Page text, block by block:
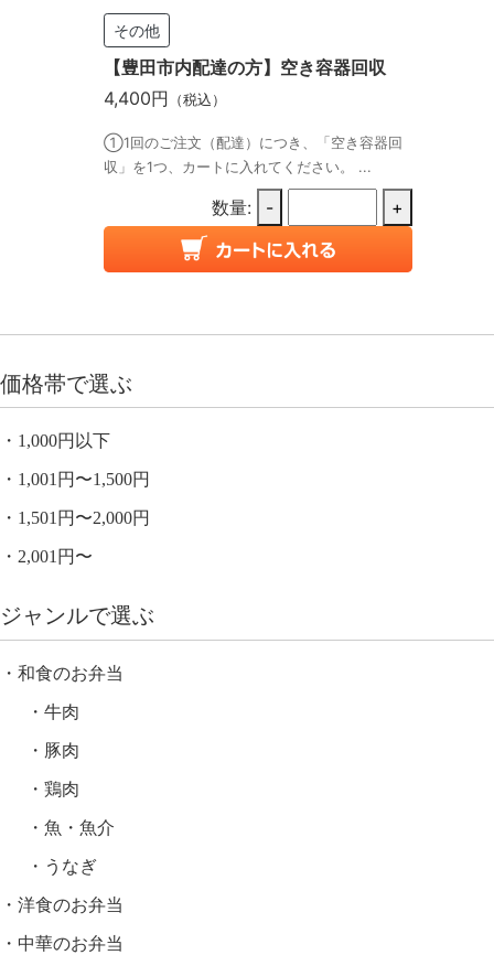
その他
【豊田市内配達の方】空き容器回収
4,400円
（税込）
①1回のご注文（配達）につき、「空き容器回
収」を1つ、カートに入れてください。 ...
数量: - +
価格帯で選ぶ
1,000円以下
1,001円〜1,500円
1,501円〜2,000円
2,001円〜
ジャンルで選ぶ
和食のお弁当
牛肉
豚肉
鶏肉
魚・魚介
うなぎ
洋食のお弁当
中華のお弁当